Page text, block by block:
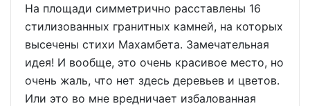
На площади симметрично расставлены 16
стилизованных гранитных камней, на которых
высечены стихи Махамбета. Замечательная
идея! И вообще, это очень красивое место, но
очень жаль, что нет здесь деревьев и цветов.
Или это во мне вредничает избалованная